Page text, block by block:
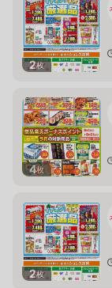
2枚
4枚
2枚